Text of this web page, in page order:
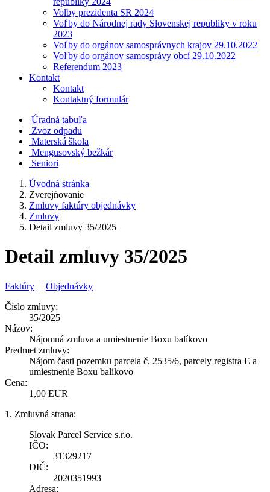
Volby prezidenta SR 2024
Voľby do Národnej rady Slovenskej republiky v roku
2023
Voľby do orgánov samosprávnych krajov 29.10.2022
Voľby do orgánov samosprávy obcí 29.10.2022
Referendum 2023
Kontakt
Kontakt
Kontaktný formulár
Úradná tabuľa
Zvoz odpadu
Materská škola
Mengusovský bežkár
Seniori
Úvodná stránka
Zverejňovanie
Zmluvy faktúry objednávky
Zmluvy
Detail zmluvy 35/2025
Detail zmluvy 35/2025
Faktúry | Objednávky
Číslo zmluvy:
35/2025
Názov:
Nájomná zmluva a umiestnenie Boxu balíkovo
Predmet zmluvy:
Nájom časti pozemku parcela č. 2535/6, parcely registra E a
umiestnenie Boxu balíkovo
Cena:
1,00 EUR
1. Zmluvná strana:
Slovak Parcel Service s.r.o.
IČO:
31329217
DIČ:
2020351993
Adresa: